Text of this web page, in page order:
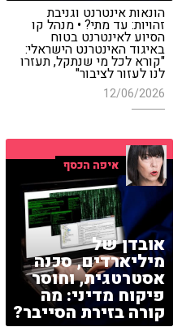
הונאות אינטרנט וגניבת
זהויות: עד מתי? • מנהל קו
הסיוע לאינטרנט בטוח
באיגוד האינטרנט הישראלי:
"קורא לכל מי שנתקל, תעזרו
לנו לעזור לציבור"
12/06/2026
איפה הכסף
אובדן של
מיליארדים, סכנה
אסטרטגית, וחוסר
פיקוח מדיני: מה
קורה בזירת הסייבר?